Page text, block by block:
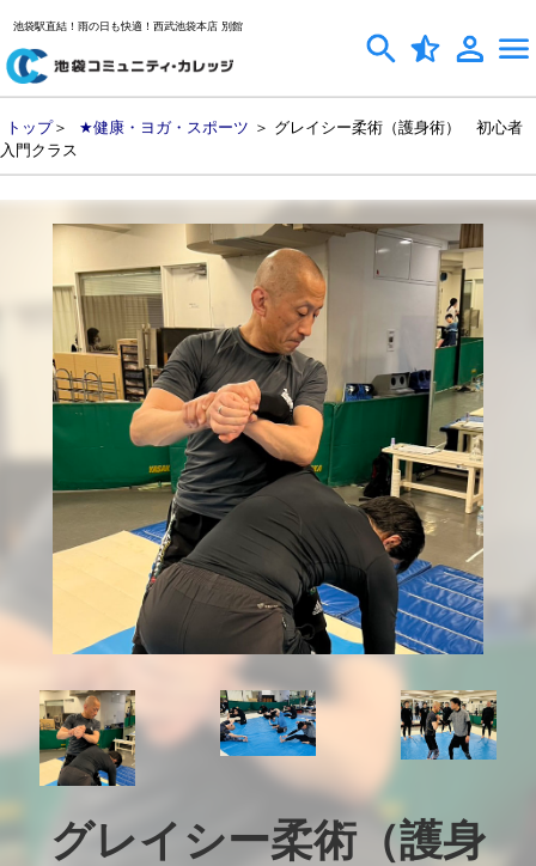
池袋駅直結！雨の日も快適！西武池袋本店 別館
トップ＞ ★健康・ヨガ・スポーツ ＞ グレイシー柔術（護身術） 初心者
入門クラス
グレイシー柔術（護身